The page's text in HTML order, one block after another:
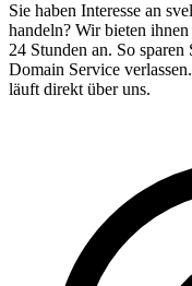
Sie haben Interesse an
handeln? Wir bieten
24 Stunden an. So
Domain Service
läuft direkt über uns.